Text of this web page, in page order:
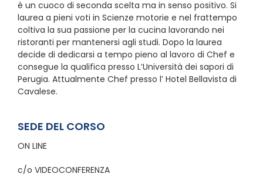
è un cuoco di seconda scelta ma in senso positivo. Si
laurea a pieni voti in Scienze motorie e nel frattempo
coltiva la sua passione per la cucina lavorando nei
ristoranti per mantenersi agli studi. Dopo la laurea
decide di dedicarsi a tempo pieno al lavoro di Chef e
consegue la qualifica presso L’Università dei sapori di
Perugia. Attualmente Chef presso l’ Hotel Bellavista di
Cavalese.
SEDE DEL CORSO
ON LINE
c/o VIDEOCONFERENZA